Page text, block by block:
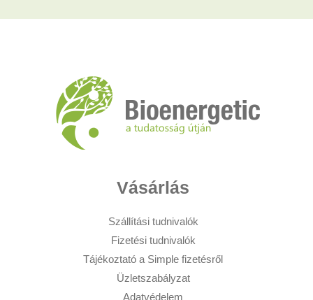
Vásárlás
Szállítási tudnivalók
Fizetési tudnivalók
Tájékoztató a Simple fizetésről
Üzletszabályzat
Adatvédelem